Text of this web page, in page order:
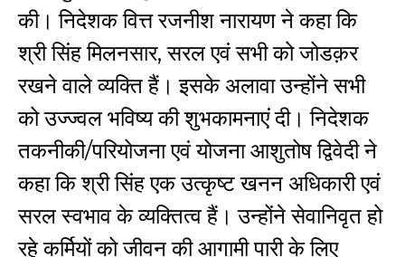
की। निदेशक वित्त रजनीश नारायण ने कहा कि
श्री सिंह मिलनसार, सरल एवं सभी को जोडक़र
रखने वाले व्यक्ति हैं। इसके अलावा उन्होंने सभी
को उज्ज्वल भविष्य की शुभकामनाएं दी। निदेशक
तकनीकी/परियोजना एवं योजना आशुतोष द्विवेदी ने
कहा कि श्री सिंह एक उत्कृष्ट खनन अधिकारी एवं
सरल स्वभाव के व्यक्तित्व हैं। उन्होंने सेवानिवृत हो
रहे कर्मियों को जीवन की आगामी पारी के लिए